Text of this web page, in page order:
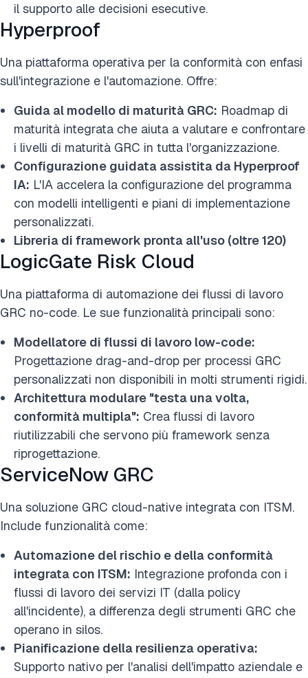
il supporto alle decisioni esecutive.
Hyperproof
Una piattaforma operativa per la conformità con enfasi
sull'integrazione e l'automazione. Offre:
Guida al modello di maturità GRC: Roadmap di
maturità integrata che aiuta a valutare e confrontare
i livelli di maturità GRC in tutta l'organizzazione.
Configurazione guidata assistita da Hyperproof
IA: L'IA accelera la configurazione del programma
con modelli intelligenti e piani di implementazione
personalizzati.
Libreria di framework pronta all'uso (oltre 120)
LogicGate Risk Cloud
Una piattaforma di automazione dei flussi di lavoro
GRC no-code. Le sue funzionalità principali sono:
Modellatore di flussi di lavoro low-code:
Progettazione drag-and-drop per processi GRC
personalizzati non disponibili in molti strumenti rigidi.
Architettura modulare "testa una volta,
conformità multipla": Crea flussi di lavoro
riutilizzabili che servono più framework senza
riprogettazione.
ServiceNow GRC
Una soluzione GRC cloud-native integrata con ITSM.
Include funzionalità come:
Automazione del rischio e della conformità
integrata con ITSM: Integrazione profonda con i
flussi di lavoro dei servizi IT (dalla policy
all'incidente), a differenza degli strumenti GRC che
operano in silos.
Pianificazione della resilienza operativa:
Supporto nativo per l'analisi dell'impatto aziendale e